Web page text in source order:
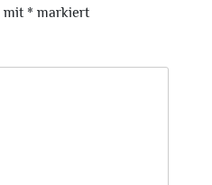
mit * markiert